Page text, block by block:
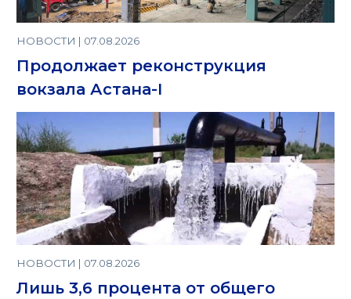
НОВОСТИ | 07.08.2026
Продолжает реконструкция
вокзала Астана-I
НОВОСТИ | 07.08.2026
Лишь 3,6 процента от общего